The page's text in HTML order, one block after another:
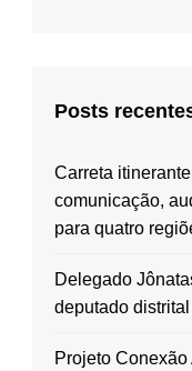
Posts
Carreta
comunicação,
para quatro
Delegado
deputado
Projeto Conexão